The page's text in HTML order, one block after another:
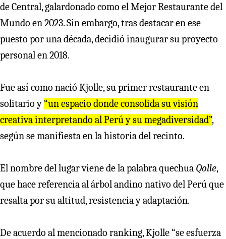
de Central, galardonado como el Mejor Restaurante del
Mundo en 2023. Sin embargo, tras destacar en ese
puesto por una década, decidió inaugurar su proyecto
personal en 2018.
Fue así como nació Kjolle, su primer restaurante en
solitario y “un espacio donde consolida su visión
creativa interpretando al Perú y su megadiversidad”,
según se manifiesta en la historia del recinto.
El nombre del lugar viene de la palabra quechua Qolle,
que hace referencia al árbol andino nativo del Perú que
resalta por su altitud, resistencia y adaptación.
De acuerdo al mencionado ranking, Kjolle “se esfuerza